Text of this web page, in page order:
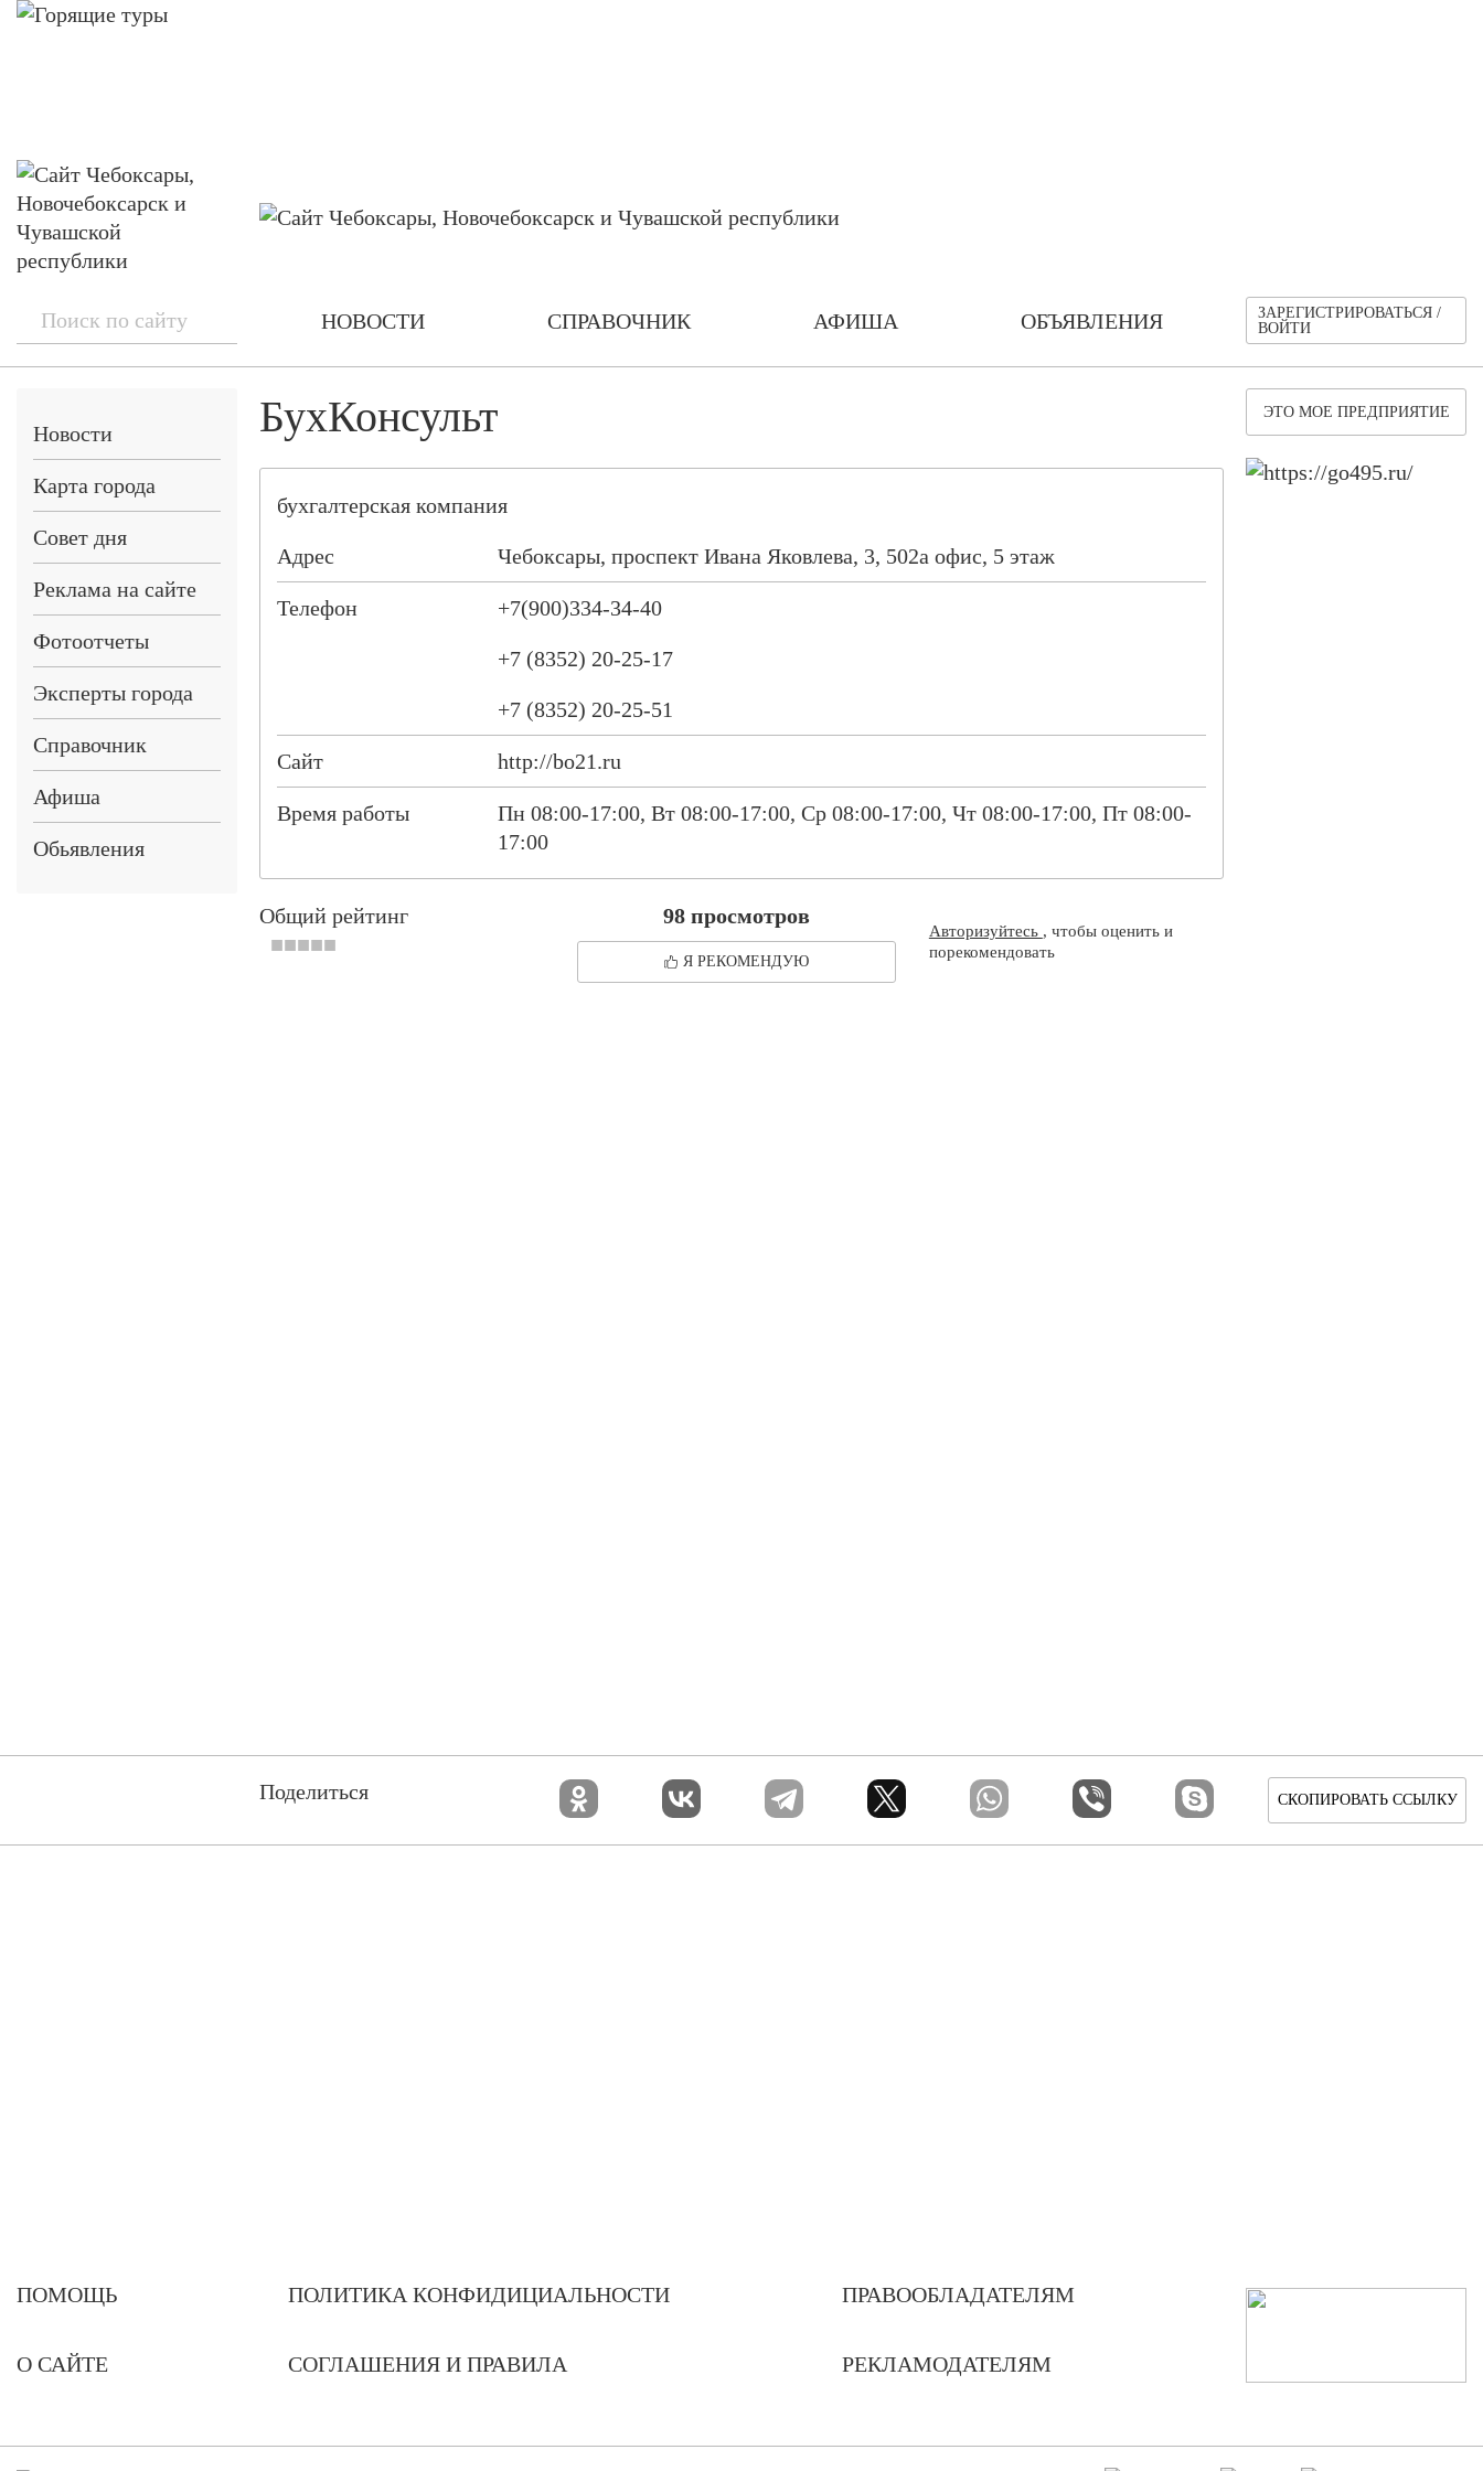
НОВОСТИ СПРАВОЧНИК АФИША ОБЪЯВЛЕНИЯ
ЗАРЕГИСТРИРОВАТЬСЯ /
ВОЙТИ
Новости
Карта города
Совет дня
Реклама на сайте
Фотоотчеты
Эксперты города
Справочник
Афиша
Обьявления
БухКонсульт
бухгалтерская компания
Адрес Чебоксары, проспект Ивана Яковлева, 3, 502а офис, 5 этаж
Телефон +7(900)334-34-40
+7 (8352) 20-25-17
+7 (8352) 20-25-51
Сайт http://bo21.ru
Время работы
Пн 08:00-17:00, Вт 08:00-17:00, Ср 08:00-17:00, Чт 08:00-17:00, Пт 08:00-
17:00
Общий рейтинг 98 просмотров
Я РЕКОМЕНДУЮ
Авторизуйтесь , чтобы оценить и
порекомендовать
ЭТО МОЕ ПРЕДПРИЯТИЕ
Поделиться СКОПИРОВАТЬ ССЫЛКУ
ПОМОЩЬ
О САЙТЕ
ПОЛИТИКА КОНФИДИЦИАЛЬНОСТИ
СОГЛАШЕНИЯ И ПРАВИЛА
ПРАВООБЛАДАТЕЛЯМ
РЕКЛАМОДАТЕЛЯМ